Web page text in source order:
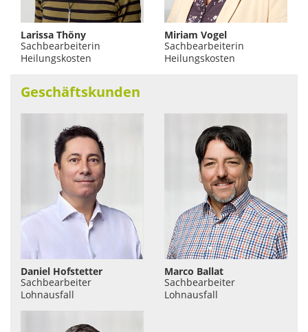
Larissa Thöny
Sachbearbeiterin
Heilungskosten
Miriam Vogel
Sachbearbeiterin
Heilungskosten
Geschäftskunden
Daniel Hofstetter
Sachbearbeiter
Lohnausfall
Marco Ballat
Sachbearbeiter
Lohnausfall